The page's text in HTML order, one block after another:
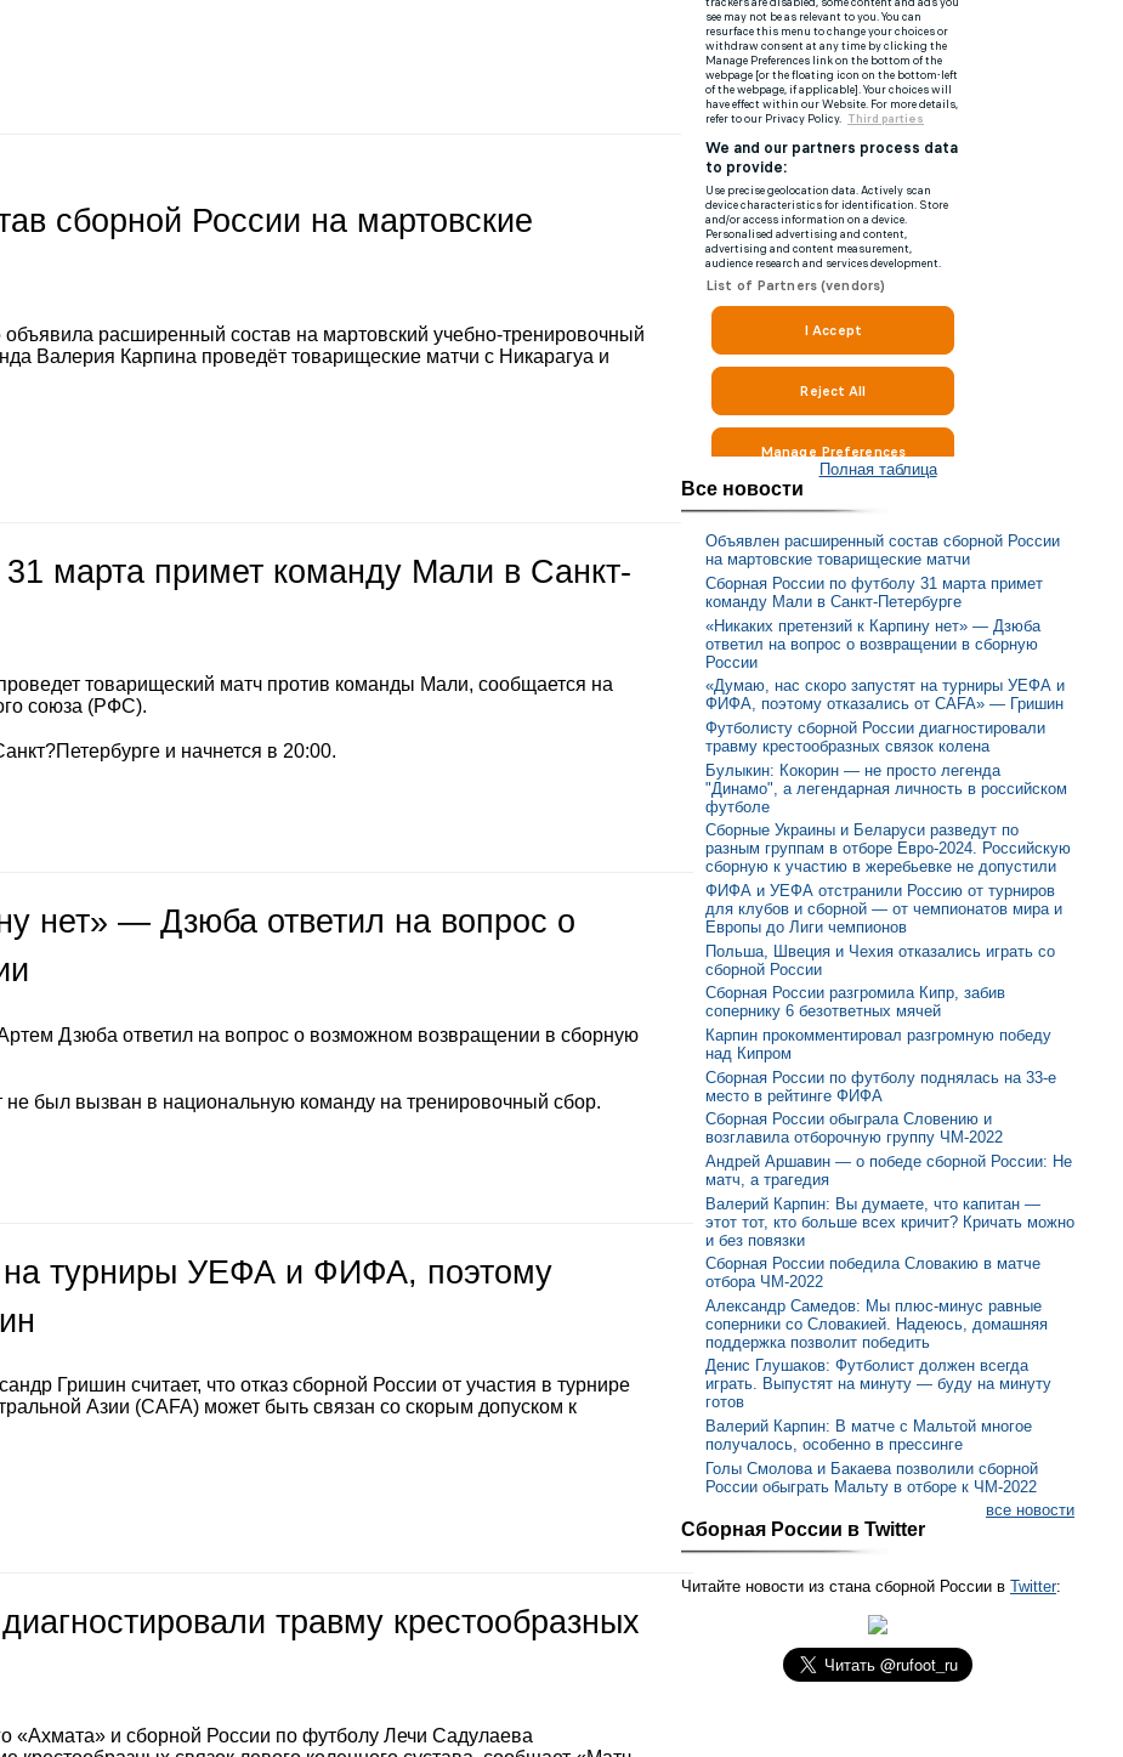
сборной России на мартовские
расширенный состав на мартовский учебно-тренировочный
Валерия Карпина проведёт товарищеские матчи с Никарагуа и
марта примет команду Мали в Санкт-
товарищеский матч против команды Мали, сообщается на
союза (РФС).
и начнется в 20:00.
нет» — Дзюба ответил на вопрос о
Дзюба ответил на вопрос о возможном возвращении в сборную
не был вызван в национальную команду на тренировочный сбор.
на турниры УЕФА и ФИФА, поэтому
Гришин считает, что отказ сборной России от участия в турнире
Азии (CAFA) может быть связан со скорым допуском к
травму крестообразных
«Ахмата» и сборной России по футболу Лечи Садулаева
Полная таблица
Все новости
Объявлен расширенный состав сборной России
на мартовские товарищеские матчи
Сборная России по футболу 31 марта примет
команду Мали в Санкт-Петербурге
«Никаких претензий к Карпину нет» — Дзюба
ответил на вопрос о возвращении в сборную
России
«Думаю, нас скоро запустят на турниры УЕФА и
ФИФА, поэтому отказались от CAFA» — Гришин
Футболисту сборной России диагностировали
травму крестообразных связок колена
Булыкин: Кокорин — не просто легенда
"Динамо", а легендарная личность в российском
футболе
Сборные Украины и Беларуси разведут по
разным группам в отборе Евро-2024. Российскую
сборную к участию в жеребьевке не допустили
ФИФА и УЕФА отстранили Россию от турниров
для клубов и сборной — от чемпионатов мира и
Европы до Лиги чемпионов
Польша, Швеция и Чехия отказались играть со
сборной России
Сборная России разгромила Кипр, забив
сопернику 6 безответных мячей
Карпин прокомментировал разгромную победу
над Кипром
Сборная России по футболу поднялась на 33-е
место в рейтинге ФИФА
Сборная России обыграла Словению и
возглавила отборочную группу ЧМ-2022
Андрей Аршавин — о победе сборной России: Не
матч, а трагедия
Валерий Карпин: Вы думаете, что капитан —
этот тот, кто больше всех кричит? Кричать можно
и без повязки
Сборная России победила Словакию в матче
отбора ЧМ-2022
Александр Самедов: Мы плюс-минус равные
соперники со Словакией. Надеюсь, домашняя
поддержка позволит победить
Денис Глушаков: Футболист должен всегда
играть. Выпустят на минуту — буду на минуту
готов
Валерий Карпин: В матче с Мальтой многое
получалось, особенно в прессинге
Голы Смолова и Бакаева позволили сборной
России обыграть Мальту в отборе к ЧМ-2022
все новости
Сборная России в Twitter
Читайте новости из стана сборной России в Twitter: